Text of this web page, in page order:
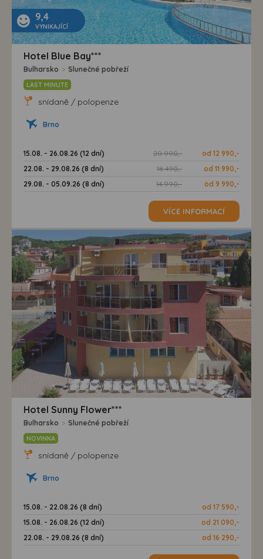
9,4
VYNIKAJÍCÍ
Hotel Blue Bay***
Bulharsko > Slunečné pobřeží
LAST MINUTE
snídaně / polopenze
Brno
15.08. - 26.08.26 (12 dní) 20 990,-
od 12 990,-
22.08. - 29.08.26 (8 dní)
18 490,-
od 11 990,-
29.08. - 05.09.26 (8 dní)
14 990,- od 9 990,-
VÍCE INFORMACÍ
Hotel Sunny Flower***
Bulharsko > Slunečné pobřeží
NOVINKA
snídaně / polopenze
Brno
15.08. - 22.08.26 (8 dní)
od 17 590,-
15.08. - 26.08.26 (12 dní)
od 21 090,-
22.08. - 29.08.26 (8 dní)
od 16 290,-